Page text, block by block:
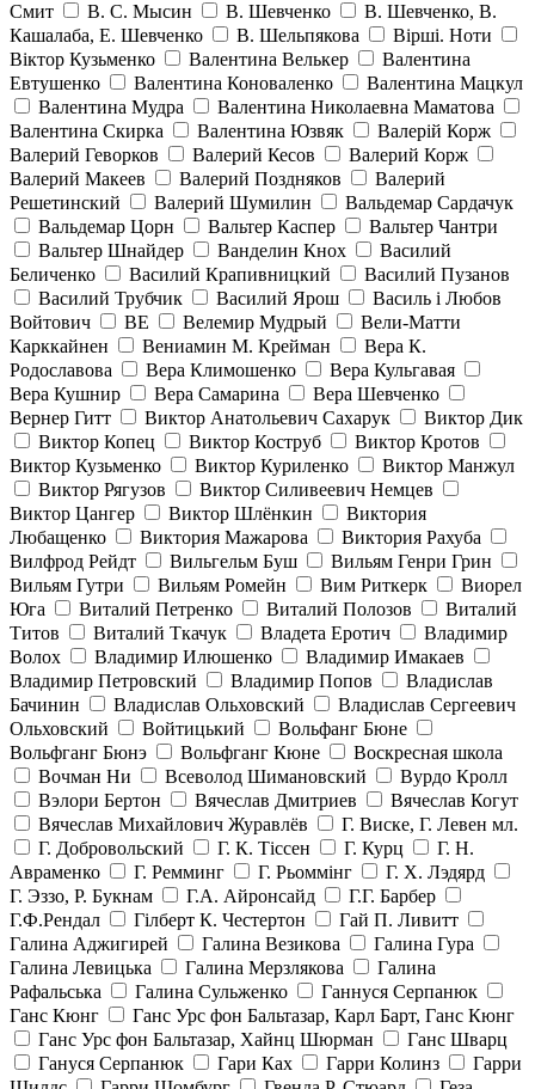
Смит
В. С. Мысин В. Шевченко
В. Шевченко, В.
Кашалаба, Е. Шевченко
В. Шельпякова
Вiршi. Ноти
Віктор Кузьменко
Валентина Велькер
Валентина
Евтушенко
Валентина Коноваленко
Валентина Мацкул
Валентина Мудра
Валентина Николаевна Маматова
Валентина Скирка
Валентина Юзвяк
Валерій Корж
Валерий Геворков
Валерий Кесов
Валерий Корж
Валерий Макеев
Валерий Поздняков
Валерий
Решетинский
Валерий Шумилин
Вальдемар Сардачук
Вальдемар Цорн
Вальтер Каспер
Вальтер Чантри
Вальтер Шнайдер
Ванделин Кнох
Василий
Беличенко
Василий Крапивницкий
Василий Пузанов
Василий Трубчик
Василий Ярош
Василь і Любов
Войтович
ВЕ Велемир Мудрый
Вели-Матти
Карккайнен
Вениамин М. Крейман
Вера К.
Родославова
Вера Климошенко
Вера Кульгавая
Вера Кушнир
Вера Самарина
Вера Шевченко
Вернер Гитт
Виктор Анатольевич Сахарук
Виктор Дик
Виктор Копец
Виктор Коструб
Виктор Кротов
Виктор Кузьменко
Виктор Куриленко
Виктор Манжул
Виктор Рягузов
Виктор Силивеевич Немцев
Виктор Цангер
Виктор Шлёнкин
Виктория
Любащенко
Виктория Мажарова
Виктория Рахуба
Вилфрод Рейдт
Вильгельм Буш
Вильям Генри Грин
Вильям Гутри
Вильям Ромейн Вим Риткерк
Виорел
Юга
Виталий Петренко Виталий Полозов
Виталий
Титов
Виталий Ткачук Владета Еротич
Владимир
Волох
Владимир Илюшенко
Владимир Имакаев
Владимир Петровский
Владимир Попов
Владислав
Бачинин
Владислав Ольховский
Владислав Сергеевич
Ольховский
Войтицький
Вольфанг Бюне
Вольфганг Бюнэ
Вольфганг Кюне
Воскресная школа
Вочман Ни
Всеволод Шимановский
Вурдо Кролл
Вэлори Бертон
Вячеслав Дмитриев
Вячеслав Когут
Вячеслав Михайлович Журавлёв
Г. Виске, Г. Левен мл.
Г. Добровольский
Г. К. Тiссен Г. Курц
Г. Н.
Авраменко
Г. Ремминг Г. Рьоммінг
Г. Х. Лэдярд
Г. Эззо, Р. Букнам
Г.А. Айронсайд
Г.Г. Барбер
Г.Ф.Рендал
Гілберт К. Честертон
Гай П. Ливитт
Галина Аджигирей
Галина Везикова
Галина Гура
Галина Левицька
Галина Мерзлякова
Галина
Рафальська
Галина Сульженко
Ганнуся Серпанюк
Ганс Кюнг
Ганс Урс фон Бальтазар, Карл Барт, Ганс Кюнг
Ганс Урс фон Бальтазар, Хайнц Шюрман
Ганс Шварц
Гануся Серпанюк
Гари Ках Гарри Колинз
Гарри